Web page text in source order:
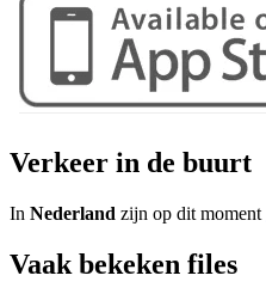
Verkeer in de buurt
In Nederland zijn op dit moment
Vaak bekeken files